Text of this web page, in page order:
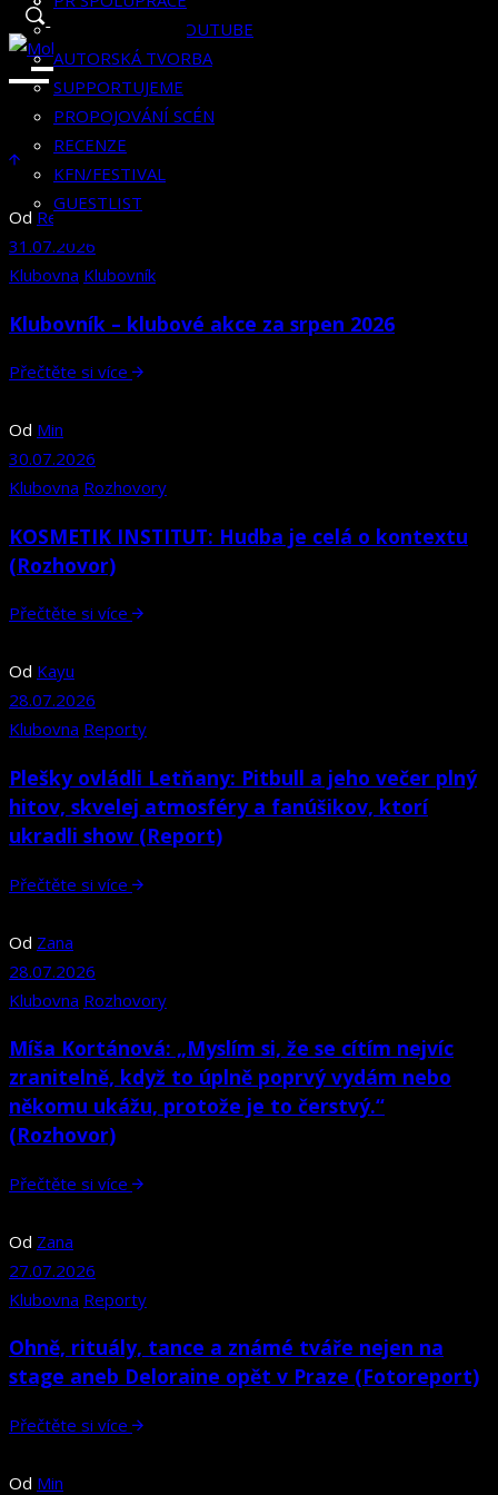
GUESTLIST
KLUBOVNA NA YOUTUBE
AUTORSKÁ TVORBA
SUPPORTUJEME
PROPOJOVÁNÍ SCÉN
RECENZE
KFN/FESTIVAL
GUESTLIST
Od Redakce Klubovny
31.07.2026
Klubovna Klubovník
Klubovník – klubové akce za srpen 2026
Přečtěte si více
Od Min
30.07.2026
Klubovna Rozhovory
KOSMETIK INSTITUT: Hudba je celá o kontextu
(Rozhovor)
Přečtěte si více
Od Kayu
28.07.2026
Klubovna Reporty
Plešky ovládli Letňany: Pitbull a jeho večer plný
hitov, skvelej atmosféry a fanúšikov, ktorí
ukradli show (Report)
Přečtěte si více
Od Zana
28.07.2026
Klubovna Rozhovory
Míša Kortánová: „Myslím si, že se cítím nejvíc
zranitelně, když to úplně poprvý vydám nebo
někomu ukážu, protože je to čerstvý.“
(Rozhovor)
Přečtěte si více
Od Zana
27.07.2026
Klubovna Reporty
Ohně, rituály, tance a známé tváře nejen na
stage aneb Deloraine opět v Praze (Fotoreport)
Přečtěte si více
Od Min